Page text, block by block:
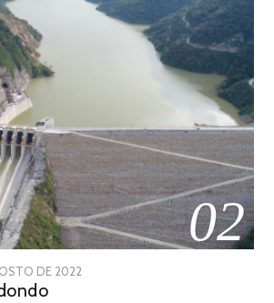
02
DE 2022